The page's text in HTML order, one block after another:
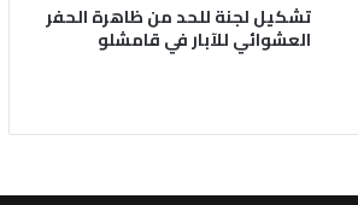
تشكيل لجنة للحد من ظاهرة الحفر
العشوائي للآبار في قامشلو